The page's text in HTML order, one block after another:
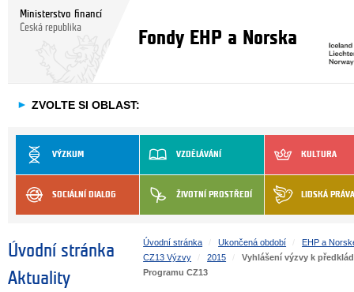
Ministerstvo financí
Česká republika
Fondy EHP a Norska
► ZVOLTE SI OBLAST:
VÝZKUM VZDĚLÁVÁNÍ KULTURA
SOCIÁLNÍ DIALOG ŽIVOTNÍ PROSTŘEDÍ LIDSKÁ PRÁVA
Úvodní stránka
Aktuality
Úvodní stránka Ukončená období
EHP a
CZ13 Výzvy
2015
Vyhlášení výzvy k
Programu CZ13